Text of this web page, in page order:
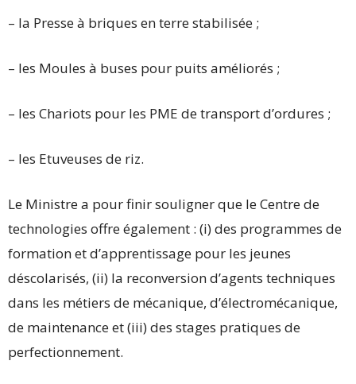
– la Presse à briques en terre stabilisée ;
– les Moules à buses pour puits améliorés ;
– les Chariots pour les PME de transport d’ordures ;
– les Etuveuses de riz.
Le Ministre a pour finir souligner que le Centre de
technologies offre également : (i) des programmes de
formation et d’apprentissage pour les jeunes
déscolarisés, (ii) la reconversion d’agents techniques
dans les métiers de mécanique, d’électromécanique,
de maintenance et (iii) des stages pratiques de
perfectionnement.